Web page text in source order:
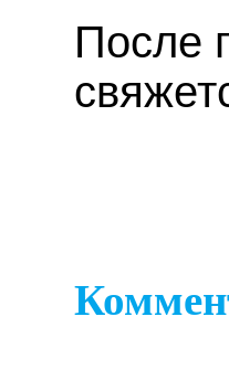
После